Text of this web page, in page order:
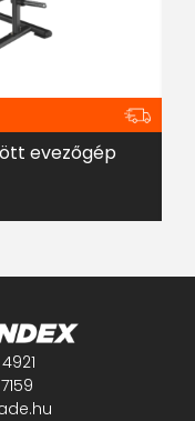
evezőgép